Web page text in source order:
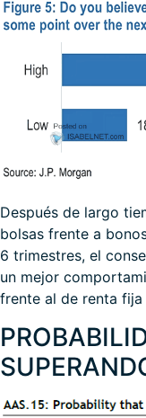
Después de largo
bolsas frente a
6 trimestres, el
un mejor
frente al de renta fija